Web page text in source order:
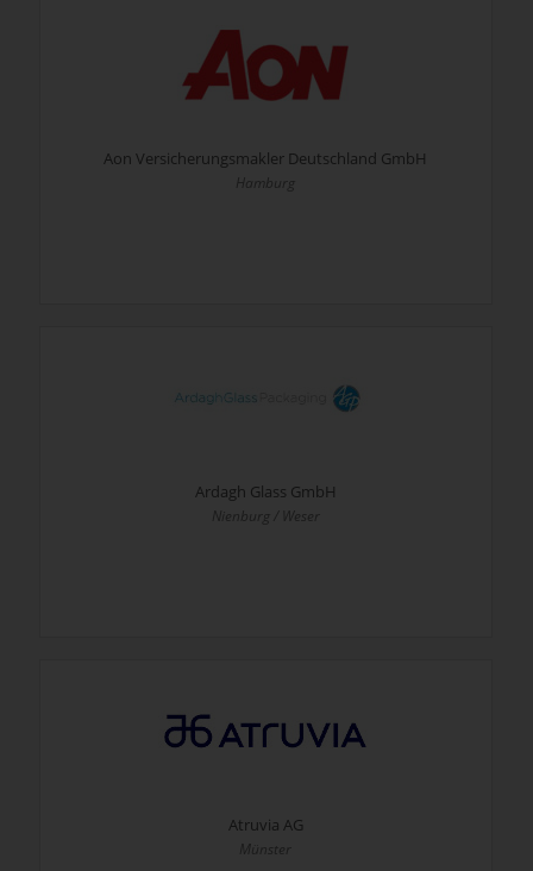
Aon Versicherungsmakler Deutschland GmbH
Hamburg
Ardagh Glass GmbH
Nienburg / Weser
Atruvia AG
Münster